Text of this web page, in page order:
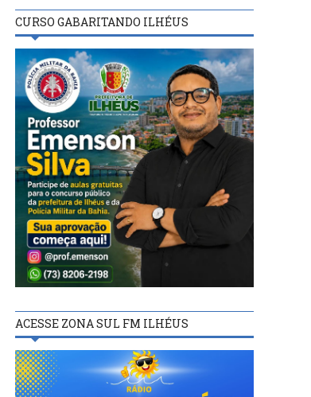
CURSO GABARITANDO ILHÉUS
ACESSE ZONA SUL FM ILHÉUS